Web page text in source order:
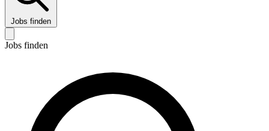
Jobs finden
Jobs finden